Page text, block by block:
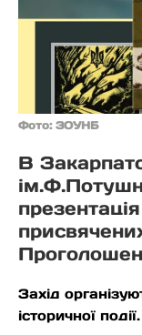
Фото: ЗОУНБ
В
Захід
історичної події.